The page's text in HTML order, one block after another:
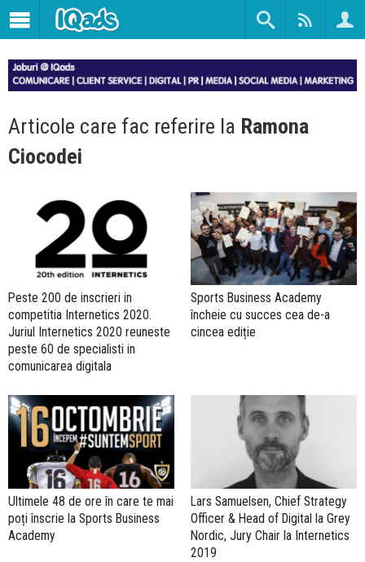
Articole care fac referire la Ramona
Ciocodei
Peste 200 de inscrieri in
competitia Internetics 2020.
Juriul Internetics 2020 reuneste
peste 60 de specialisti in
comunicarea digitala
Sports Business Academy
încheie cu succes cea de-a
cincea ediție
Ultimele 48 de ore în care te mai
poți înscrie la Sports Business
Academy
Lars Samuelsen, Chief Strategy
Officer & Head of Digital la Grey
Nordic, Jury Chair la Internetics
2019